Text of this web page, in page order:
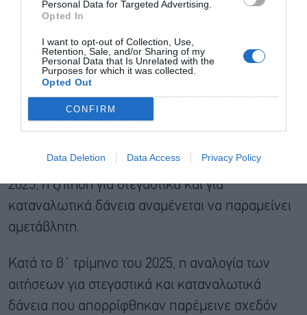
Personal Data for Targeted Advertising.
Opted In
I want to opt-out of Collection, Use,
Retention, Sale, and/or Sharing of my
Personal Data that Is Unrelated with the
Purposes for which it was collected.
Opted Out
CONFIRM
Data Deletion Data Access Privacy Policy
συνεχίστηκε με μειούμενο ρυθμό σε σχέση με
τον ρυθμό κατά την έναρξη του προγράμματος το
α΄ τρίμηνο του 2025, οπότε είχε παρατηρηθεί
αυξημένη ροή αιτήσεων στο νέο πρόγραμμα
«Σπίτι μου ΙΙ». Η ζήτηση για τα καταναλωτικά
δάνεια αυξήθηκε ως έναν βαθμό λόγω
2025 (βλ. Διάγραμμα 2). Κατά το γ΄ τρίμηνο του
2025, η ζήτηση για στεγαστικά και για
καταναλωτικά δάνεια αναμένεται να παραμείνει
αμετάβλητη.
Κατά το β΄ τρίμηνο του 2025, η αναλογία των
αιτήσεων για στεγαστικά και καταναλωτικά
δάνεια που απορρίφθηκαν παρέμεινε σχεδόν